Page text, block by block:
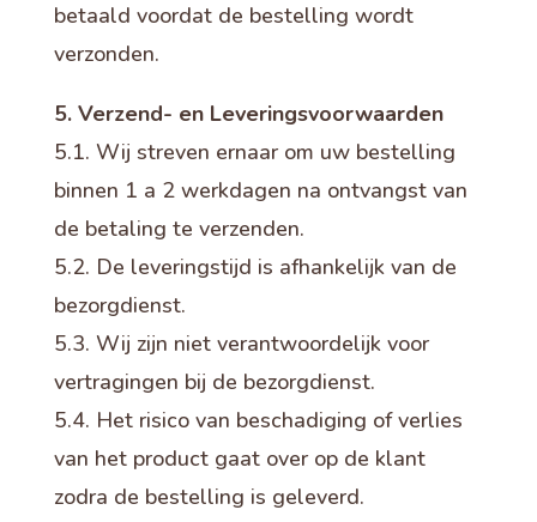
betaald voordat de bestelling wordt
verzonden.
5. Verzend- en Leveringsvoorwaarden
5.1. Wij streven ernaar om uw bestelling
binnen 1 a 2 werkdagen na ontvangst van
de betaling te verzenden.
5.2. De leveringstijd is afhankelijk van de
bezorgdienst.
5.3. Wij zijn niet verantwoordelijk voor
vertragingen bij de bezorgdienst.
5.4. Het risico van beschadiging of verlies
van het product gaat over op de klant
zodra de bestelling is geleverd.